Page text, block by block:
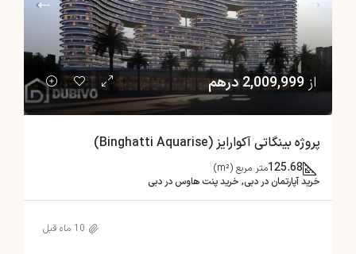
از 2,009,999 درهم
پروژه بینگاتی آکوارایز (Binghatti Aquarise)
125.68متر مربع (m²)
خرید آپارتمان در دبی, خرید پنت هاوس در دبی
10 ماه قبل